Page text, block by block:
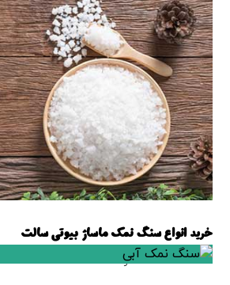
خرید انواع سنگ نمک ماساژ بیوتی سالت
سنگ نمک ماساژ